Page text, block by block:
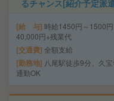
るチャンス[紹介予定派
給 与 時給1450円～1500
40,000円+残業代
交通費 全額支給
勤務地 八尾駅徒歩9分、久
通勤OK